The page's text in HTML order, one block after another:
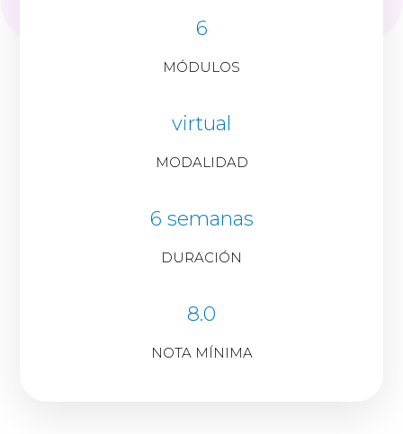
6
MÓDULOS
virtual
MODALIDAD
6 semanas
DURACIÓN
8.0
NOTA MÍNIMA